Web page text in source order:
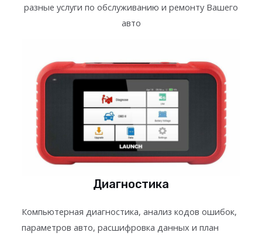
разные услуги по обслуживанию и ремонту Вашего
авто
Диагностика
Компьютерная диагностика, анализ кодов ошибок,
параметров авто, расшифровка данных и план